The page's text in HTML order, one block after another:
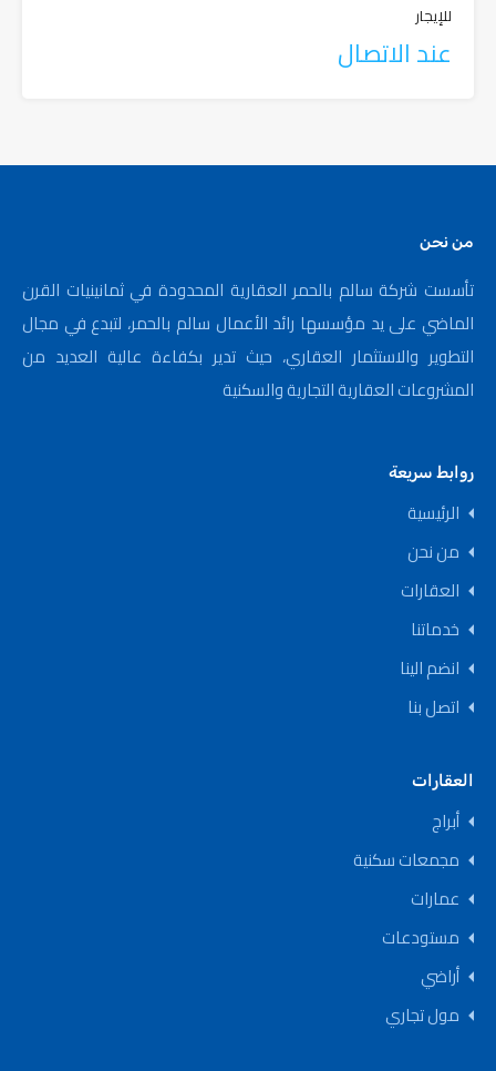
للإيجار
عند الاتصال
من نحن
تأسست شركة سالم بالحمر العقارية المحدودة في ثمانينيات القرن
الماضي على يد مؤسسها رائد الأعمال سالم بالحمر، لتبدع في مجال
التطوير والاستثمار العقاري، حيث تدير بكفاءة عالية العديد من
المشروعات العقارية التجارية والسكنية
روابط سريعة
الرئيسية
من نحن
العقارات
خدماتنا
انضم الينا
اتصل بنا
العقارات
أبراج
مجمعات سكنية
عمارات
مستودعات
أراضي
مول تجاري